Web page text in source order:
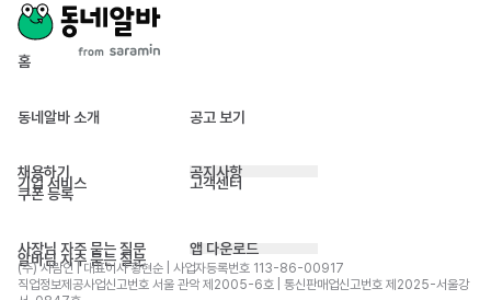
홈
동네알바 소개 공고 보기
채용하기
기업 서비스
쿠폰 등록
공지사항
고객센터
사장님 자주 묻는 질문
알바님 자주 묻는 질문
앱 다운로드
(주) 사람인 | 대표이사 황현순 | 사업자등록번호 113-86-00917
직업정보제공사업신고번호 서울 관악 제2005-6호 | 통신판매업신고번호 제2025-서울강